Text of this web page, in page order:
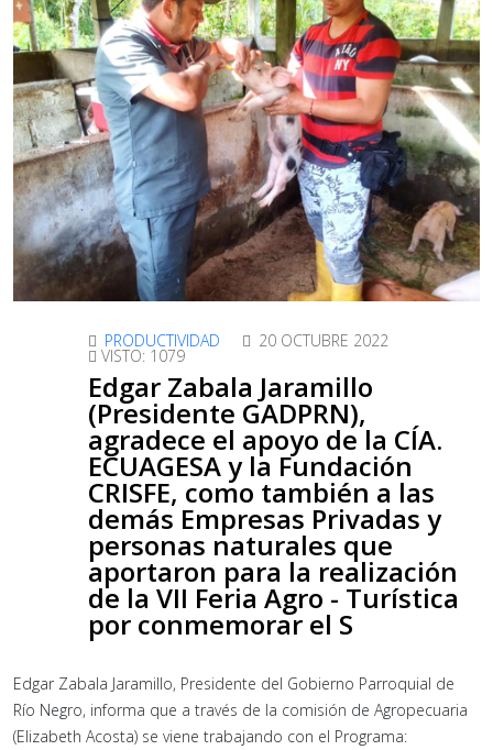
PRODUCTIVIDAD 20 OCTUBRE 2022
VISTO: 1079
Edgar Zabala Jaramillo
(Presidente GADPRN),
agradece el apoyo de la CÍA.
ECUAGESA y la Fundación
CRISFE, como también a las
demás Empresas Privadas y
personas naturales que
aportaron para la realización
de la VII Feria Agro - Turística
por conmemorar el S
Edgar Zabala Jaramillo, Presidente del Gobierno Parroquial de
Río Negro, informa que a través de la comisión de Agropecuaria
(Elizabeth Acosta) se viene trabajando con el Programa: